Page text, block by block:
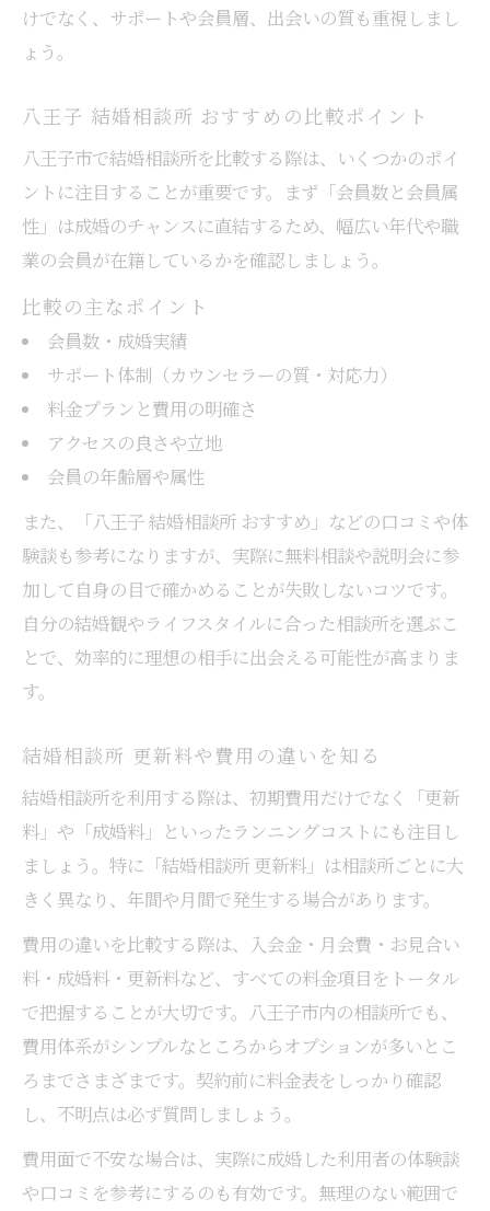
けでなく、サポートや会員層、出会いの質も重視しまし
ょう。
八王子 結婚相談所 おすすめの比較ポイント
八王子市で結婚相談所を比較する際は、いくつかのポイ
ントに注目することが重要です。まず「会員数と会員属
性」は成婚のチャンスに直結するため、幅広い年代や職
業の会員が在籍しているかを確認しましょう。
比較の主なポイント
会員数・成婚実績
サポート体制（カウンセラーの質・対応力）
料金プランと費用の明確さ
アクセスの良さや立地
会員の年齢層や属性
また、「八王子 結婚相談所 おすすめ」などの口コミや体
験談も参考になりますが、実際に無料相談や説明会に参
加して自身の目で確かめることが失敗しないコツです。
自分の結婚観やライフスタイルに合った相談所を選ぶこ
とで、効率的に理想の相手に出会える可能性が高まりま
す。
結婚相談所 更新料や費用の違いを知る
結婚相談所を利用する際は、初期費用だけでなく「更新
料」や「成婚料」といったランニングコストにも注目し
ましょう。特に「結婚相談所 更新料」は相談所ごとに大
きく異なり、年間や月間で発生する場合があります。
費用の違いを比較する際は、入会金・月会費・お見合い
料・成婚料・更新料など、すべての料金項目をトータル
で把握することが大切です。八王子市内の相談所でも、
費用体系がシンプルなところからオプションが多いとこ
ろまでさまざまです。契約前に料金表をしっかり確認
し、不明点は必ず質問しましょう。
費用面で不安な場合は、実際に成婚した利用者の体験談
や口コミを参考にするのも有効です。無理のない範囲で